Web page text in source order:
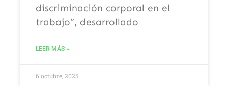
discriminación corporal en el
trabajo”, desarrollado
LEER MÁS »
6 octubre, 2025